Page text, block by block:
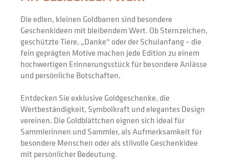
Die edlen, kleinen Goldbarren sind besondere
Geschenkideen mit bleibendem Wert. Ob Sternzeichen,
geschützte Tiere, „Danke“ oder der Schulanfang – die
fein geprägten Motive machen jede Edition zu einem
hochwertigen Erinnerungsstück für besondere Anlässe
und persönliche Botschaften.
Entdecken Sie exklusive Goldgeschenke, die
Wertbeständigkeit, Symbolkraft und elegantes Design
vereinen. Die Goldblättchen eignen sich ideal für
Sammlerinnen und Sammler, als Aufmerksamkeit für
besondere Menschen oder als stilvolle Geschenkidee
mit persönlicher Bedeutung.